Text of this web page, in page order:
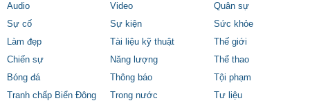
Audio
Video
Quân sự
Sự cố
Sự kiện
Sức khỏe
Làm đẹp
Tài liệu kỹ thuật
Thế giới
Chiến sự
Năng lượng
Thể thao
Bóng đá
Thông báo
Tội phạm
Tranh chấp Biển Đông
Trong nước
Tư liệu